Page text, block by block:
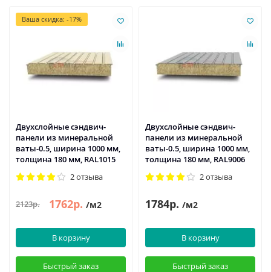
Ваша скидка: -17%
Двухслойные сэндвич-
панели из минеральной
ваты-0.5, ширина 1000 мм,
толщина 180 мм, RAL1015
2 отзыва
2123р. 1762р. /м2
В корзину
Быстрый заказ
Двухслойные сэндвич-
панели из минеральной
ваты-0.5, ширина 1000 мм,
толщина 180 мм, RAL9006
2 отзыва
1784р. /м2
В корзину
Быстрый заказ